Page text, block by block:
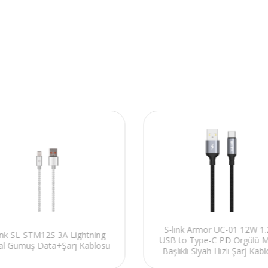
SL-STM12S 3A Lightning
Gümüş Data+Şarj Kablosu
S-link Armor UC-01 12W
USB to Type-C PD Örgülü
Başlıklı Siyah Hızlı Şarj